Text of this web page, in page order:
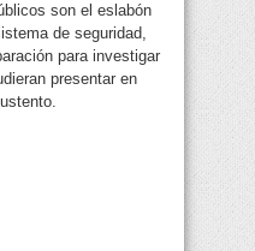
son el eslabón
de seguridad,
para investigar
presentar en